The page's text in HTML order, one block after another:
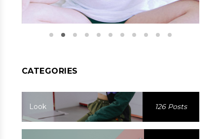
CATEGORIES
Look 126 Posts